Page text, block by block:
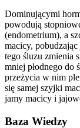
Dominującymi
powodują
(endometrium), a
macicy,
tego śluzu zmienia
mniej płodnego do
przeżycia w nim
się samej szyjki
jamy macicy i
Baza Wiedzy